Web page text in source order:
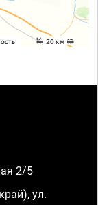
2/5
ул.